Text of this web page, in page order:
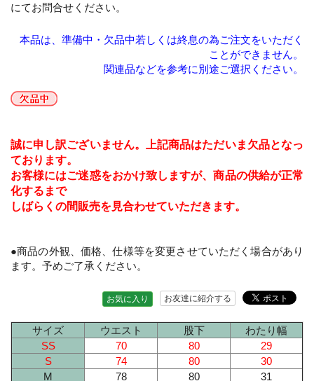
にてお問合せください。
本品は、準備中・欠品中若しくは終息の為ご注文をいただく
ことができません。
関連品などを参考に別途ご選択ください。
誠に申し訳ございません。上記商品はただいま欠品となっ
ております。
お客様にはご迷惑をおかけ致しますが、商品の供給が正常
化するまで
しばらくの間販売を見合わせていただきます。
●商品の外観、価格、仕様等を変更させていただく場合があり
ます。予めご了承ください。
お友達に紹介する
お気に入り
サイズ ウエスト 股下
わたり幅
SS
70 80
29
S
74 80
30
M
78 80
31